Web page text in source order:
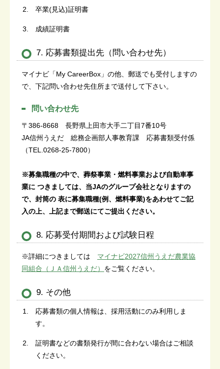
卒業(見込)証明書
成績証明書
7. 応募書類提出先（問い合わせ先）
マイナビ「My CareerBox」の他、郵送でも受付しますの
で、下記問い合わせ先住所まで送付して下さい。
問い合わせ先
〒386-8668 長野県上田市大手二丁目7番10号
JA信州うえだ 総務企画部人事教育課 応募書類受付係
（TEL. 0268-25-7800）
※募集職種の中で、葬祭事業・燃料事業および自動車事
業に つきましては、当JAのグループ会社となりますの
で、封筒の 表に募集職種(例、燃料事業)をあわせてご記
入の上、上記まで郵送にてご提出ください。
8. 応募受付期間および試験日程
※詳細につきましては マイナビ2027信州うえだ農業協
同組合（ＪＡ信州うえだ） をご覧ください。
9. その他
応募書類の個人情報は、採用活動にのみ利用しま
す。
証明書などの書類発行が間に合わない場合はご相談
ください。